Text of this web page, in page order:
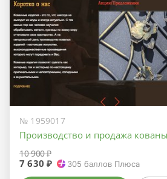
№ 1959017
Производство и продажа
10 900 ₽
7 630 ₽ 305 баллов Плюса